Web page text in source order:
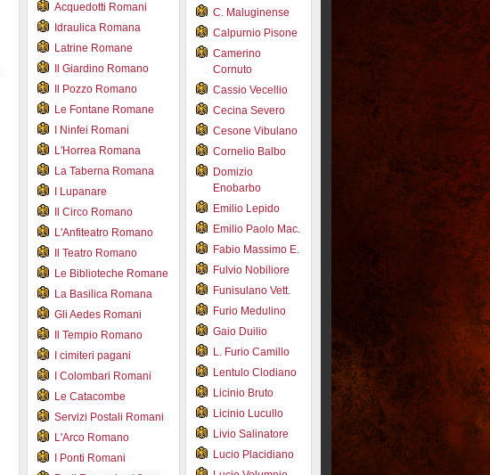
Acquedotti Romani
Idraulica Romana
Latrine Romane
Il Giardino Romano
Il Pozzo Romano
Le Fontane Romane
I Ninfei Romani
L'Horrea Romana
La Taberna Romana
I Lupanare
Il Circo Romano
L'Anfiteatro Romano
Il Teatro Romano
Le Biblioteche Romane
La Basilica Romana
Gli Aedes Romani
Il Tempio Romano
I cimiteri pagani
I Colombari Romani
Le Catacombe
Servizi Postali Romani
L'Arco Romano
I Ponti Romani
C. Maluginense
Calpurnio Pisone
Camerino
Cornuto
Cassio Vecellio
Cecina Severo
Cesone Vibulano
Cornelio Balbo
Domizio
Enobarbo
Emilio Lepido
Emilio Paolo Mac.
Fabio Massimo E.
Fulvio Nobiliore
Funisulano Vett.
Furio Medulino
Gaio Duilio
L. Furio Camillo
Lentulo Clodiano
Licinio Bruto
Licinio Lucullo
Livio Salinatore
Lucio Placidiano